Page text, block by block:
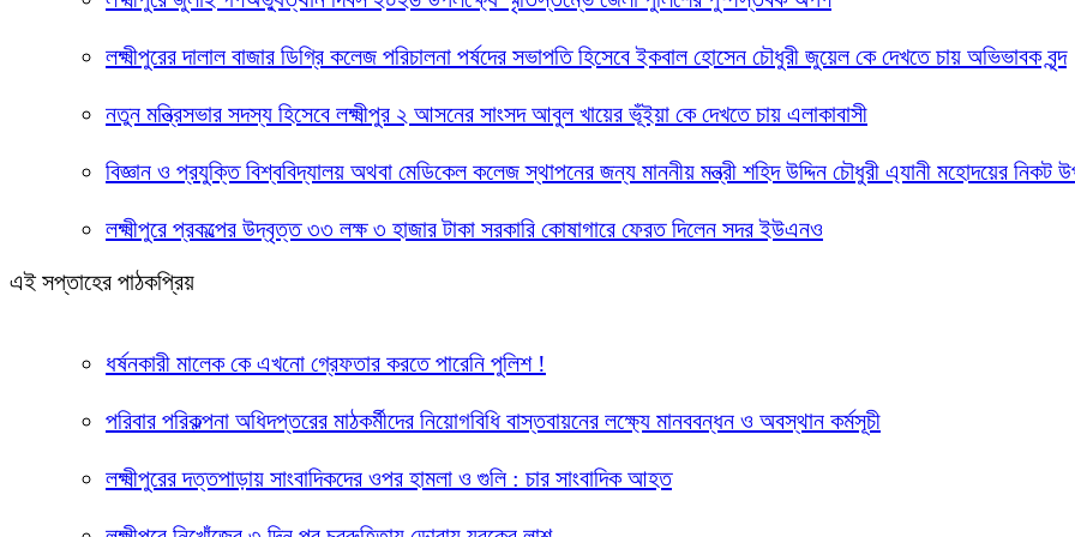
লক্ষ্মীপুরের দালাল বাজার ডিগ্রি কলেজ পরিচালনা পর্ষদের সভাপতি হিসেবে ইকবাল হোসেন চৌধুরী জুয়েল কে দেখতে চায় অভিভাবক বৃন্দ
নতুন মন্ত্রিসভার সদস্য হিসেবে লক্ষ্মীপুর ২ আসনের সাংসদ আবুল খায়ের ভূঁইয়া কে দেখতে চায় এলাকাবাসী
বিজ্ঞান ও প্রযুক্তি বিশ্ববিদ্যালয় অথবা মেডিকেল কলেজ স্থাপনের জন্য মাননীয় মন্ত্রী শহিদ উদ্দিন চৌধুরী এ্যানী মহোদয়ের নিকট
লক্ষ্মীপুরে প্রকল্পের উদ্বৃত্ত ৩৩ লক্ষ ৩ হাজার টাকা সরকারি কোষাগারে ফেরত দিলেন সদর ইউএনও
এই সপ্তাহের পাঠকপ্রিয়
ধর্ষনকারী মালেক কে এখনো গ্রেফতার করতে পারেনি পুলিশ !
পরিবার পরিকল্পনা অধিদপ্তরের মাঠকর্মীদের নিয়োগবিধি বাস্তবায়নের লক্ষ্যে মানববন্ধন ও অবস্থান কর্মসূচী
লক্ষ্মীপুরের দত্তপাড়ায় সাংবাদিকদের ওপর হামলা ও গুলি : চার সাংবাদিক আহত